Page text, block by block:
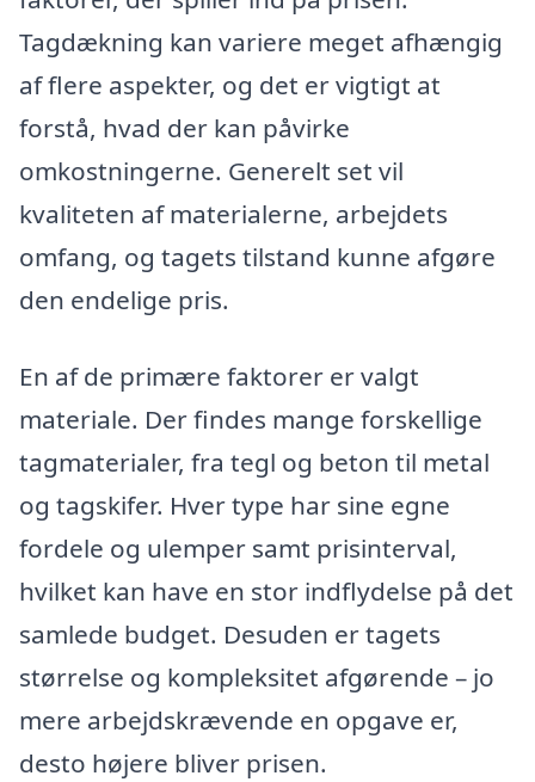
Tagdækning kan variere meget afhængig
af flere aspekter, og det er vigtigt at
forstå, hvad der kan påvirke
omkostningerne. Generelt set vil
kvaliteten af materialerne, arbejdets
omfang, og tagets tilstand kunne afgøre
den endelige pris.
En af de primære faktorer er valgt
materiale. Der findes mange forskellige
tagmaterialer, fra tegl og beton til metal
og tagskifer. Hver type har sine egne
fordele og ulemper samt prisinterval,
hvilket kan have en stor indflydelse på det
samlede budget. Desuden er tagets
størrelse og kompleksitet afgørende – jo
mere arbejdskrævende en opgave er,
desto højere bliver prisen.